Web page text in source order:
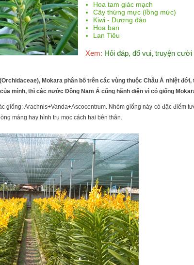
Hoa tam giác mạch
Cây thừng mực (lồng mức)
Kiwi - Dương đào
Hoa ban
Lan Tiêu
Xem: Hỏi đáp, đố vui, truyện cười
Mokara phân bố trên các vùng thuộc Châu Á nhiệt
mình, thì các nước Đông Nam Á cũng hãnh diện vì có giống
giống: Arachnis+Vanda+Ascocentrum. Nhóm giống này có đặc điểm
máng hay hình trụ mọc cách hai bên thân.